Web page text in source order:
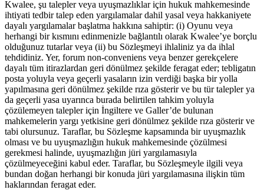
Kwalee, şu talepler veya uyuşmazlıklar için hukuk mahkemesinde
ihtiyati tedbir talep eden yargılamalar dahil yasal veya hakkaniyete
dayalı yargılamalar başlatma hakkına sahiptir: (i) Oyunu veya
herhangi bir kısmını edinmenizle bağlantılı olarak Kwalee’ye borçlu
olduğunuz tutarlar veya (ii) bu Sözleşmeyi ihlaliniz ya da ihlal
tehdidiniz. Yer, forum non-conveniens veya benzer gerekçelere
dayalı tüm itirazlardan geri dönülmez şekilde feragat eder; tebligatın
posta yoluyla veya geçerli yasaların izin verdiği başka bir yolla
yapılmasına geri dönülmez şekilde rıza gösterir ve bu tür talepler ya
da geçerli yasa uyarınca burada belirtilen tahkim yoluyla
çözülemeyen talepler için İngiltere ve Galler’de bulunan
mahkemelerin yargı yetkisine geri dönülmez şekilde rıza gösterir ve
tabi olursunuz. Taraflar, bu Sözleşme kapsamında bir uyuşmazlık
olması ve bu uyuşmazlığın hukuk mahkemesinde çözülmesi
gerekmesi halinde, uyuşmazlığın jüri yargılamasıyla
çözülmeyeceğini kabul eder. Taraflar, bu Sözleşmeyle ilgili veya
bundan doğan herhangi bir konuda jüri yargılamasına ilişkin tüm
haklarından feragat eder.